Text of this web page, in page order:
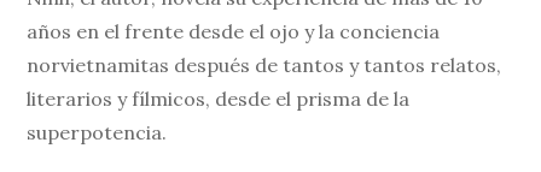
años en el frente desde el ojo y la conciencia
norvietnamitas después de tantos y tantos relatos,
literarios y fílmicos, desde el prisma de la
superpotencia.